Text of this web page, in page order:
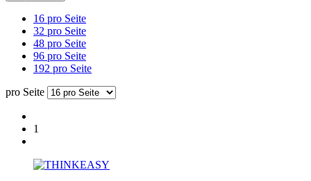
16 pro Seite
32 pro Seite
48 pro Seite
96 pro Seite
192 pro Seite
pro Seite
1